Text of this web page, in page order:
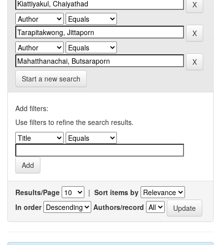
Start a new search
Add filters:
Use filters to refine the search results.
Results/Page | Sort items by
In order
Authors/record